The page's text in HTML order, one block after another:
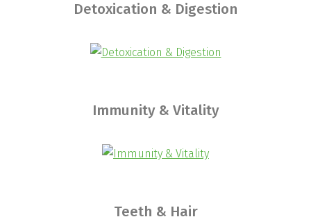
Detoxication & Digestion
Immunity & Vitality
Teeth & Hair